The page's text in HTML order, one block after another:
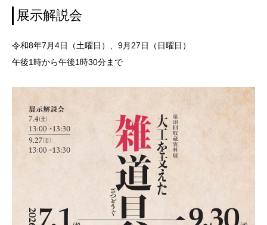
展示解説会
令和8年7月4日（土曜日）、9月27日（日曜日）
午後1時から午後1時30分まで